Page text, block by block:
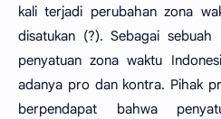
kali terjadi perubahan zona
disatukan (?). Sebagai sebuah
penyatuan zona waktu
adanya pro dan kontra. Pihak
berpendapat bahwa